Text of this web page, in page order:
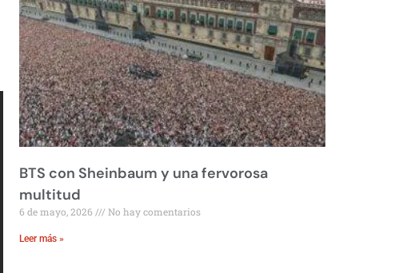
BTS con Sheinbaum y una fervorosa
multitud
6 de mayo, 2026 No hay comentarios
Leer más »